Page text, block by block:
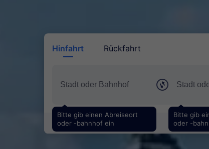
Hinfahrt Rückfahrt
Bitte gib einen Abreiseort
oder -bahnhof ein
Bitte gib
oder -